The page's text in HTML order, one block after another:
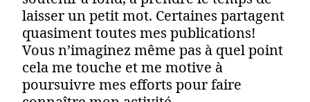
laisser un petit mot. Certaines partagent
quasiment toutes mes publications!
Vous n’imaginez même pas à quel point
cela me touche et me motive à
poursuivre mes efforts pour faire